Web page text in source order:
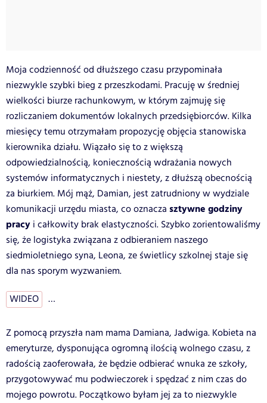
Moja codzienność od dłuższego czasu przypominała
niezwykle szybki bieg z przeszkodami. Pracuję w średniej
wielkości biurze rachunkowym, w którym zajmuję się
rozliczaniem dokumentów lokalnych przedsiębiorców. Kilka
miesięcy temu otrzymałam propozycję objęcia stanowiska
kierownika działu. Wiązało się to z większą
odpowiedzialnością, koniecznością wdrażania nowych
systemów informatycznych i niestety, z dłuższą obecnością
za biurkiem. Mój mąż, Damian, jest zatrudniony w wydziale
komunikacji urzędu miasta, co oznacza sztywne godziny
pracy i całkowity brak elastyczności. Szybko zorientowaliśmy
się, że logistyka związana z odbieraniem naszego
siedmioletniego syna, Leona, ze świetlicy szkolnej staje się
dla nas sporym wyzwaniem.
WIDEO …
Z pomocą przyszła nam mama Damiana, Jadwiga. Kobieta na
emeryturze, dysponująca ogromną ilością wolnego czasu, z
radością zaoferowała, że będzie odbierać wnuka ze szkoły,
przygotowywać mu podwieczorek i spędzać z nim czas do
mojego powrotu. Początkowo byłam jej za to niezwykle